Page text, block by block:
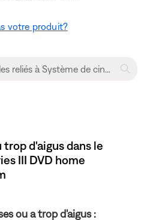
votre produit?
trop d'aigus dans le
III DVD home
ou a trop d'aigus :